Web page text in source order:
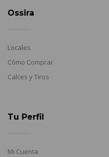
Ossira
Locales
Cómo Comprar
Calces y Tiros
Tu Perfil
Mi Cuenta